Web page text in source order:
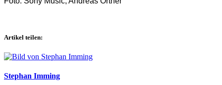
Artikel teilen:
Stephan Imming